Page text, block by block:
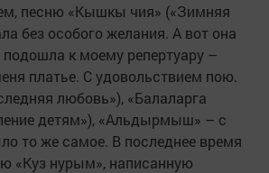
песню «Кышкы чия» («Зимняя
без особого желания. А вот она
к моему репертуару –
платье. С удовольствием пою.
любовь»), «Балаларга
детям»), «Альдырмыш» – с
то же самое. В последнее время
«Куз нурым», написанную